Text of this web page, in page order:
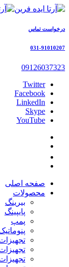
درخواست تماس
031-91010207
09126037323
Twitter
Facebook
LinkedIn
Skype
YouTube
صفحه اصلی
محصولات
بیرینگ
پایپینگ
پمپ